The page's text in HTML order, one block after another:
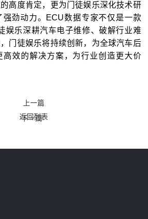
高度肯定，更为门徒娱乐深化技术研
强劲动力。ECU数据专家不仅是一款
娱乐深耕汽车电子维修、破解行业难
门徒娱乐将持续创新，为全球汽车后
高效的解决方案，为行业创造更大价
上一篇
下一篇
返回列表